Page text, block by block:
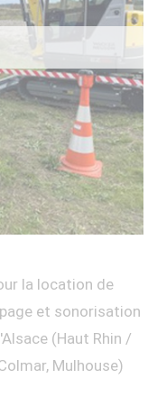
la location de
et sonorisation
(Haut Rhin /
Mulhouse)